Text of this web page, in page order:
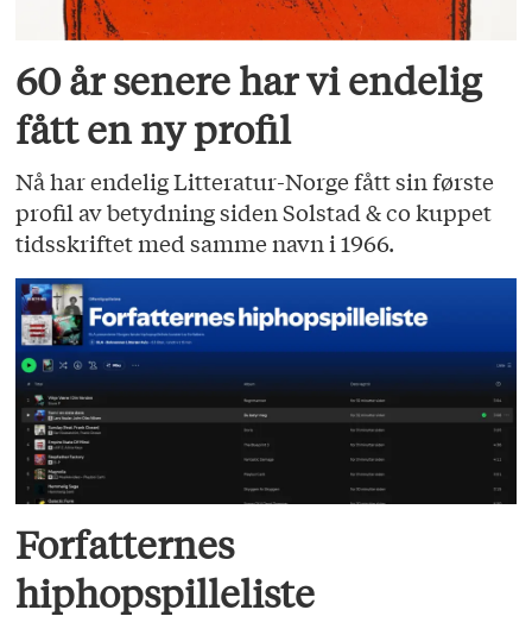
60 år senere har vi endelig
fått en ny profil
Nå har endelig Litteratur-Norge fått sin første
profil av betydning siden Solstad & co kuppet
tidsskriftet med samme navn i 1966.
Forfatternes
hiphopspilleliste